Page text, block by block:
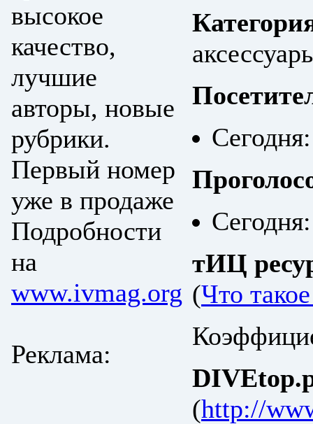
высокое
качество,
лучшие
авторы, новые
рубрики.
Первый номер
уже в продаже
Подробности
на
www.ivmag.org
Реклама:
тИЦ
(Что
(http://